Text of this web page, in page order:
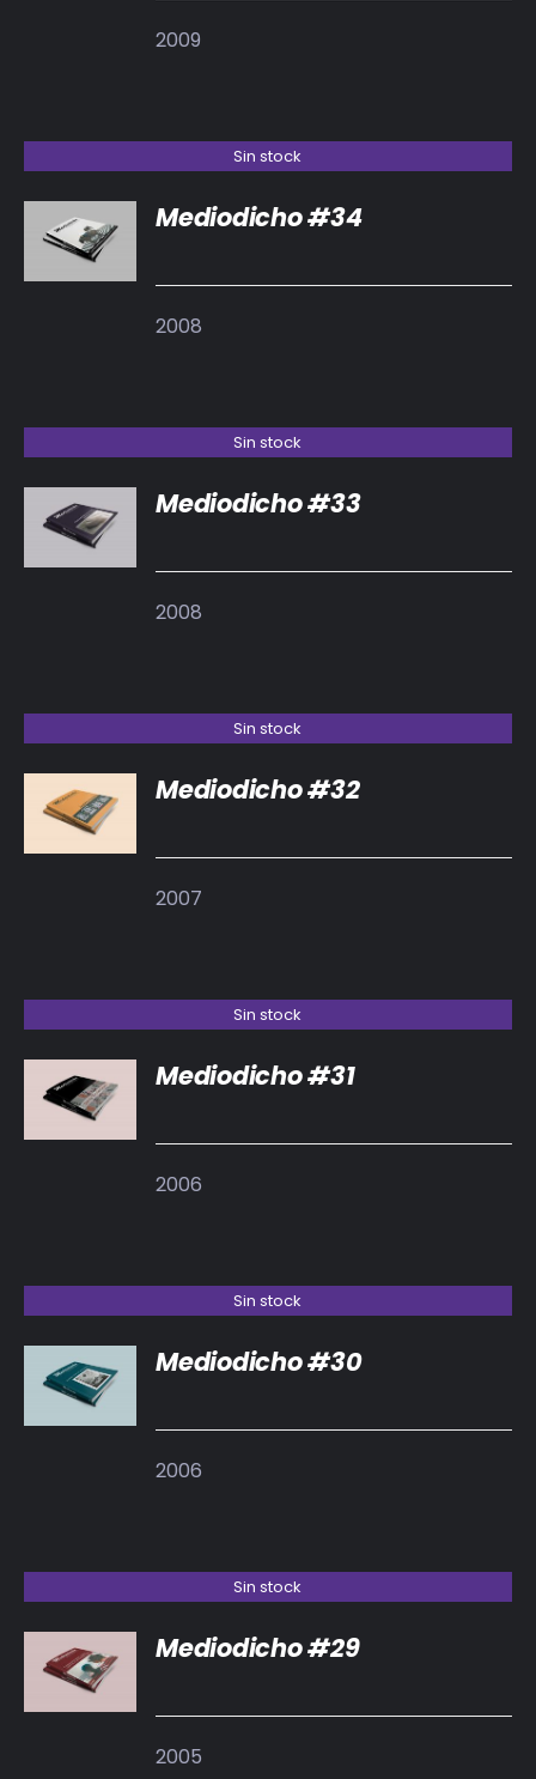
2009
Sin stock
DETALLES
Mediodicho #34
2008
Sin stock
DETALLES
Mediodicho #33
2008
Sin stock
DETALLES
Mediodicho #32
2007
Sin stock
DETALLES
Mediodicho #31
2006
Sin stock
DETALLES
Mediodicho #30
2006
Sin stock
DETALLES
Mediodicho #29
2005